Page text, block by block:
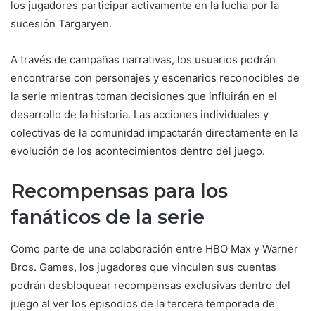
los jugadores participar activamente en la lucha por la
sucesión Targaryen.
A través de campañas narrativas, los usuarios podrán
encontrarse con personajes y escenarios reconocibles de
la serie mientras toman decisiones que influirán en el
desarrollo de la historia. Las acciones individuales y
colectivas de la comunidad impactarán directamente en la
evolución de los acontecimientos dentro del juego.
Recompensas para los
fanáticos de la serie
Como parte de una colaboración entre HBO Max y Warner
Bros. Games, los jugadores que vinculen sus cuentas
podrán desbloquear recompensas exclusivas dentro del
juego al ver los episodios de la tercera temporada de